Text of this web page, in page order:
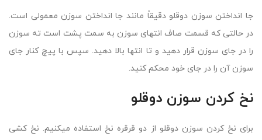
جا انداختن سوزن دوقلو دقیقاً مانند جا انداختن سوزن معمولی است.
در حالتی که قسمت صاف انتهای سوزن به سمت پشت است ته سوزن
را در جای سوزن قرار دهید و تا انتها بالا دهید. سپس با پیچ کنار جای
سوزن آن را در جای خود محکم کنید.
نخ کردن سوزن دوقلو
برای نخ کردن سوزن دوقلو از دو قرقره نخ استفاده میکنیم. نخ کشی